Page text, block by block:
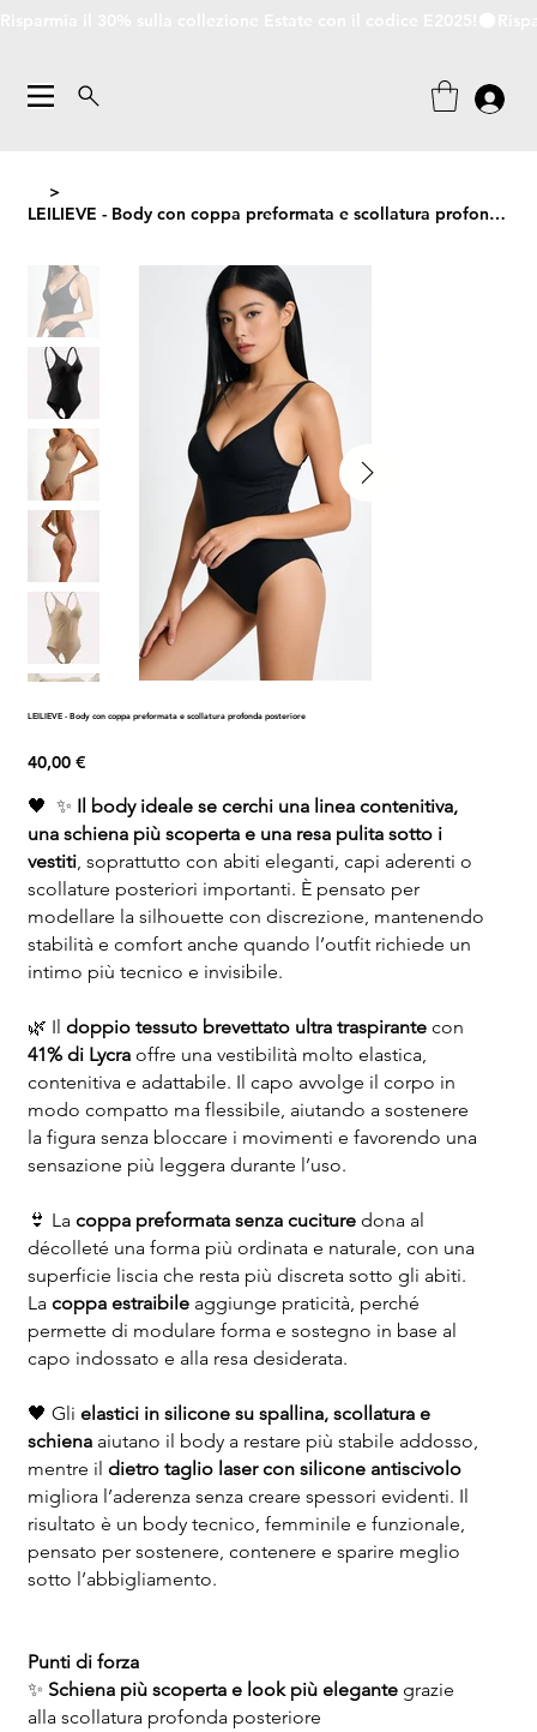
>
LEILIEVE - Body con coppa preformata e scollatura profonda posteriore
LEILIEVE - Body con coppa preformata e scollatura profonda posteriore
Prezzo
40,00 €
🖤 ✨ Il body ideale se cerchi una linea contenitiva,
una schiena più scoperta e una resa pulita sotto i
vestiti, soprattutto con abiti eleganti, capi aderenti o
scollature posteriori importanti. È pensato per
modellare la silhouette con discrezione, mantenendo
stabilità e comfort anche quando l’outfit richiede un
intimo più tecnico e invisibile.
🌿 Il doppio tessuto brevettato ultra traspirantecon
41% di Lycraoffre una vestibilità molto elastica,
contenitiva e adattabile. Il capo avvolge il corpo in
modo compatto ma flessibile, aiutando a sostenere
la figura senza bloccare i movimenti e favorendo una
sensazione più leggera durante l’uso.
👙 La coppa preformata senza cucituredona al
décolleté una forma più ordinata e naturale, con una
superficie liscia che resta più discreta sotto gli abiti.
La coppa estraibileaggiunge praticità, perché
permette di modulare forma e sostegno in base al
capo indossato e alla resa desiderata.
🖤 Gli elastici in silicone su spallina, scollatura e
schienaaiutano il body a restare più stabile addosso,
mentre il dietro taglio laser con silicone antiscivolo
migliora l’aderenza senza creare spessori evidenti. Il
risultato è un body tecnico, femminile e funzionale,
pensato per sostenere, contenere e sparire meglio
sotto l’abbigliamento.
Punti di forza
✨ Schiena più scoperta e look più elegantegrazie
alla scollatura profonda posteriore